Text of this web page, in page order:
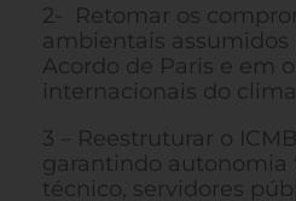
2- Retomar os
ambientais assumidos
Acordo de Paris e em
internacionais do
3 – Reestruturar o
garantindo autonomia
técnico, servidores